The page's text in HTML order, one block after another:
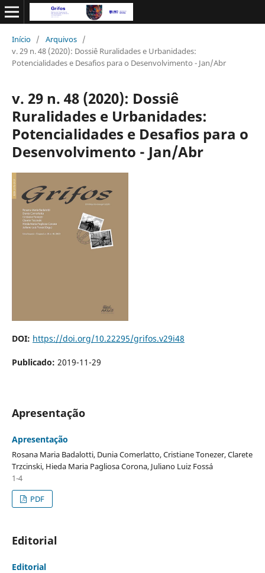
Início / Arquivos /
v. 29 n. 48 (2020): Dossiê Ruralidades e Urbanidades:
Potencialidades e Desafios para o Desenvolvimento - Jan/Abr
v. 29 n. 48 (2020): Dossiê
Ruralidades e Urbanidades:
Potencialidades e Desafios para o
Desenvolvimento - Jan/Abr
DOI: https://doi.org/10.22295/grifos.v29i48
Publicado: 2019-11-29
Apresentação
Apresentação
Rosana Maria Badalotti, Dunia Comerlatto, Cristiane Tonezer, Clarete
Trzcinski, Hieda Maria Pagliosa Corona, Juliano Luiz Fossá
1-4
PDF
Editorial
Editorial